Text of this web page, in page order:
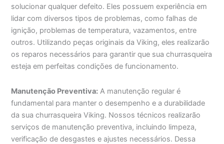
solucionar qualquer defeito. Eles possuem experiência em
lidar com diversos tipos de problemas, como falhas de
ignição, problemas de temperatura, vazamentos, entre
outros. Utilizando peças originais da Viking, eles realizarão
os reparos necessários para garantir que sua churrasqueira
esteja em perfeitas condições de funcionamento.
Manutenção Preventiva: A manutenção regular é
fundamental para manter o desempenho e a durabilidade
da sua churrasqueira Viking. Nossos técnicos realizarão
serviços de manutenção preventiva, incluindo limpeza,
verificação de desgastes e ajustes necessários. Dessa